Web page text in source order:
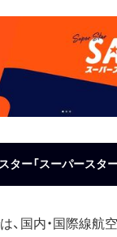
ター「スーパースター
、国内・国際線航